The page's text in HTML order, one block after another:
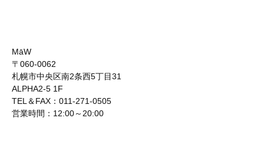
MāW
〒060-0062
札幌市中央区南2条西5丁目31
ALPHA2-5 1F
TEL＆FAX：011-271-0505
営業時間：12:00～20:00